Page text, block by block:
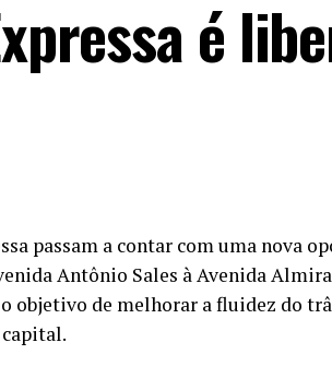
é
passam a contar com uma nova
Antônio Sales à Avenida
objetivo de melhorar a fluidez do